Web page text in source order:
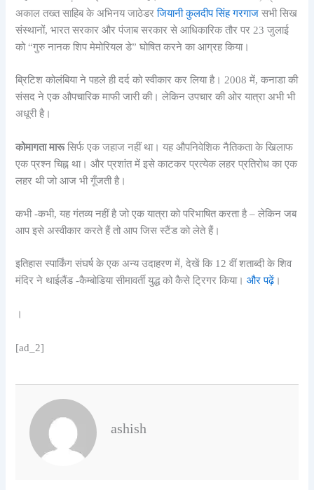
अकाल तख्त साहिब के अभिनय जाठेडरजियानी कुलदीप सिंह गरगाज सभी सिख
संस्थानों, भारत सरकार और पंजाब सरकार से आधिकारिक तौर पर 23 जुलाई
को “गुरु नानक शिप मेमोरियल डे” घोषित करने का आग्रह किया।
ब्रिटिश कोलंबिया ने पहले ही दर्द को स्वीकार कर लिया है। 2008 में, कनाडा की
संसद ने एक औपचारिक माफी जारी की। लेकिन उपचार की ओर यात्रा अभी भी
अधूरी है।
कोमागता मारूसिर्फ एक जहाज नहीं था। यह औपनिवेशिक नैतिकता के खिलाफ
एक प्रश्न चिह्न था। और प्रशांत में इसे काटकर प्रत्येक लहर प्रतिरोध का एक
लहर थी जो आज भी गूँजती है।
कभी -कभी, यह गंतव्य नहीं है जो एक यात्रा को परिभाषित करता है – लेकिन जब
आप इसे अस्वीकार करते हैं तो आप जिस स्टैंड को लेते हैं।
इतिहास स्पार्किंग संघर्ष के एक अन्य उदाहरण में, देखें कि 12 वीं शताब्दी के शिव
मंदिर ने थाईलैंड -कैम्बोडिया सीमावर्ती युद्ध को कैसे ट्रिगर किया।और पढ़ें।
।
[ad_2]
ashish